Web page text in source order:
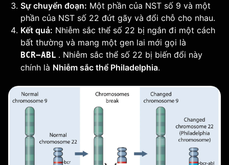
Sự chuyển đoạn: Một phần của NST số 9 và một
phần của NST số 22 đứt gãy và đổi chỗ cho nhau.
Kết quả: Nhiễm sắc thể số 22 bị ngắn đi một cách
bất thường và mang một gen lai mới gọi là
BCR−ABL . Nhiễm sắc thể số 22 bị biến đổi này
chính là Nhiễm sắc thể Philadelphia.